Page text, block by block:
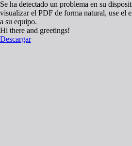
Se ha detectado un problema en su
visualizar el PDF de forma natural, use el
a su equipo.
Hi there and greetings!
Descargar